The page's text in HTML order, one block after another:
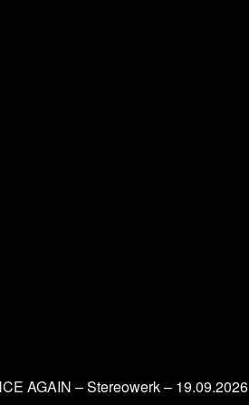
AGAIN – Stereowerk – 19.09.2026